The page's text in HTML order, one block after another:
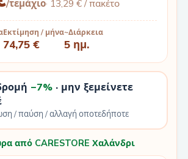
/τεμάχιο· 13,29 € / πακέτο
Εκτίμηση / μήνα
74,75 €
~Διάρκεια
5 ημ.
−7%· μην ξεμείνετε
/ παύση / αλλαγή οποτεδήποτε
από CARESTORE Χαλάνδρι